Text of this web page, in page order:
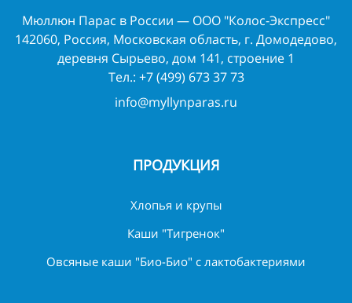
Мюллюн Парас в России — ООО "Колос-Экспресс"
142060, Россия, Московская область, г. Домодедово,
деревня Сырьево, дом 141, строение 1
Тел.: +7 (499) 673 37 73
info@myllynparas.ru
ПРОДУКЦИЯ
Хлопья и крупы
Каши "Тигренок"
Овсяные каши "Био-Био" с лактобактериями